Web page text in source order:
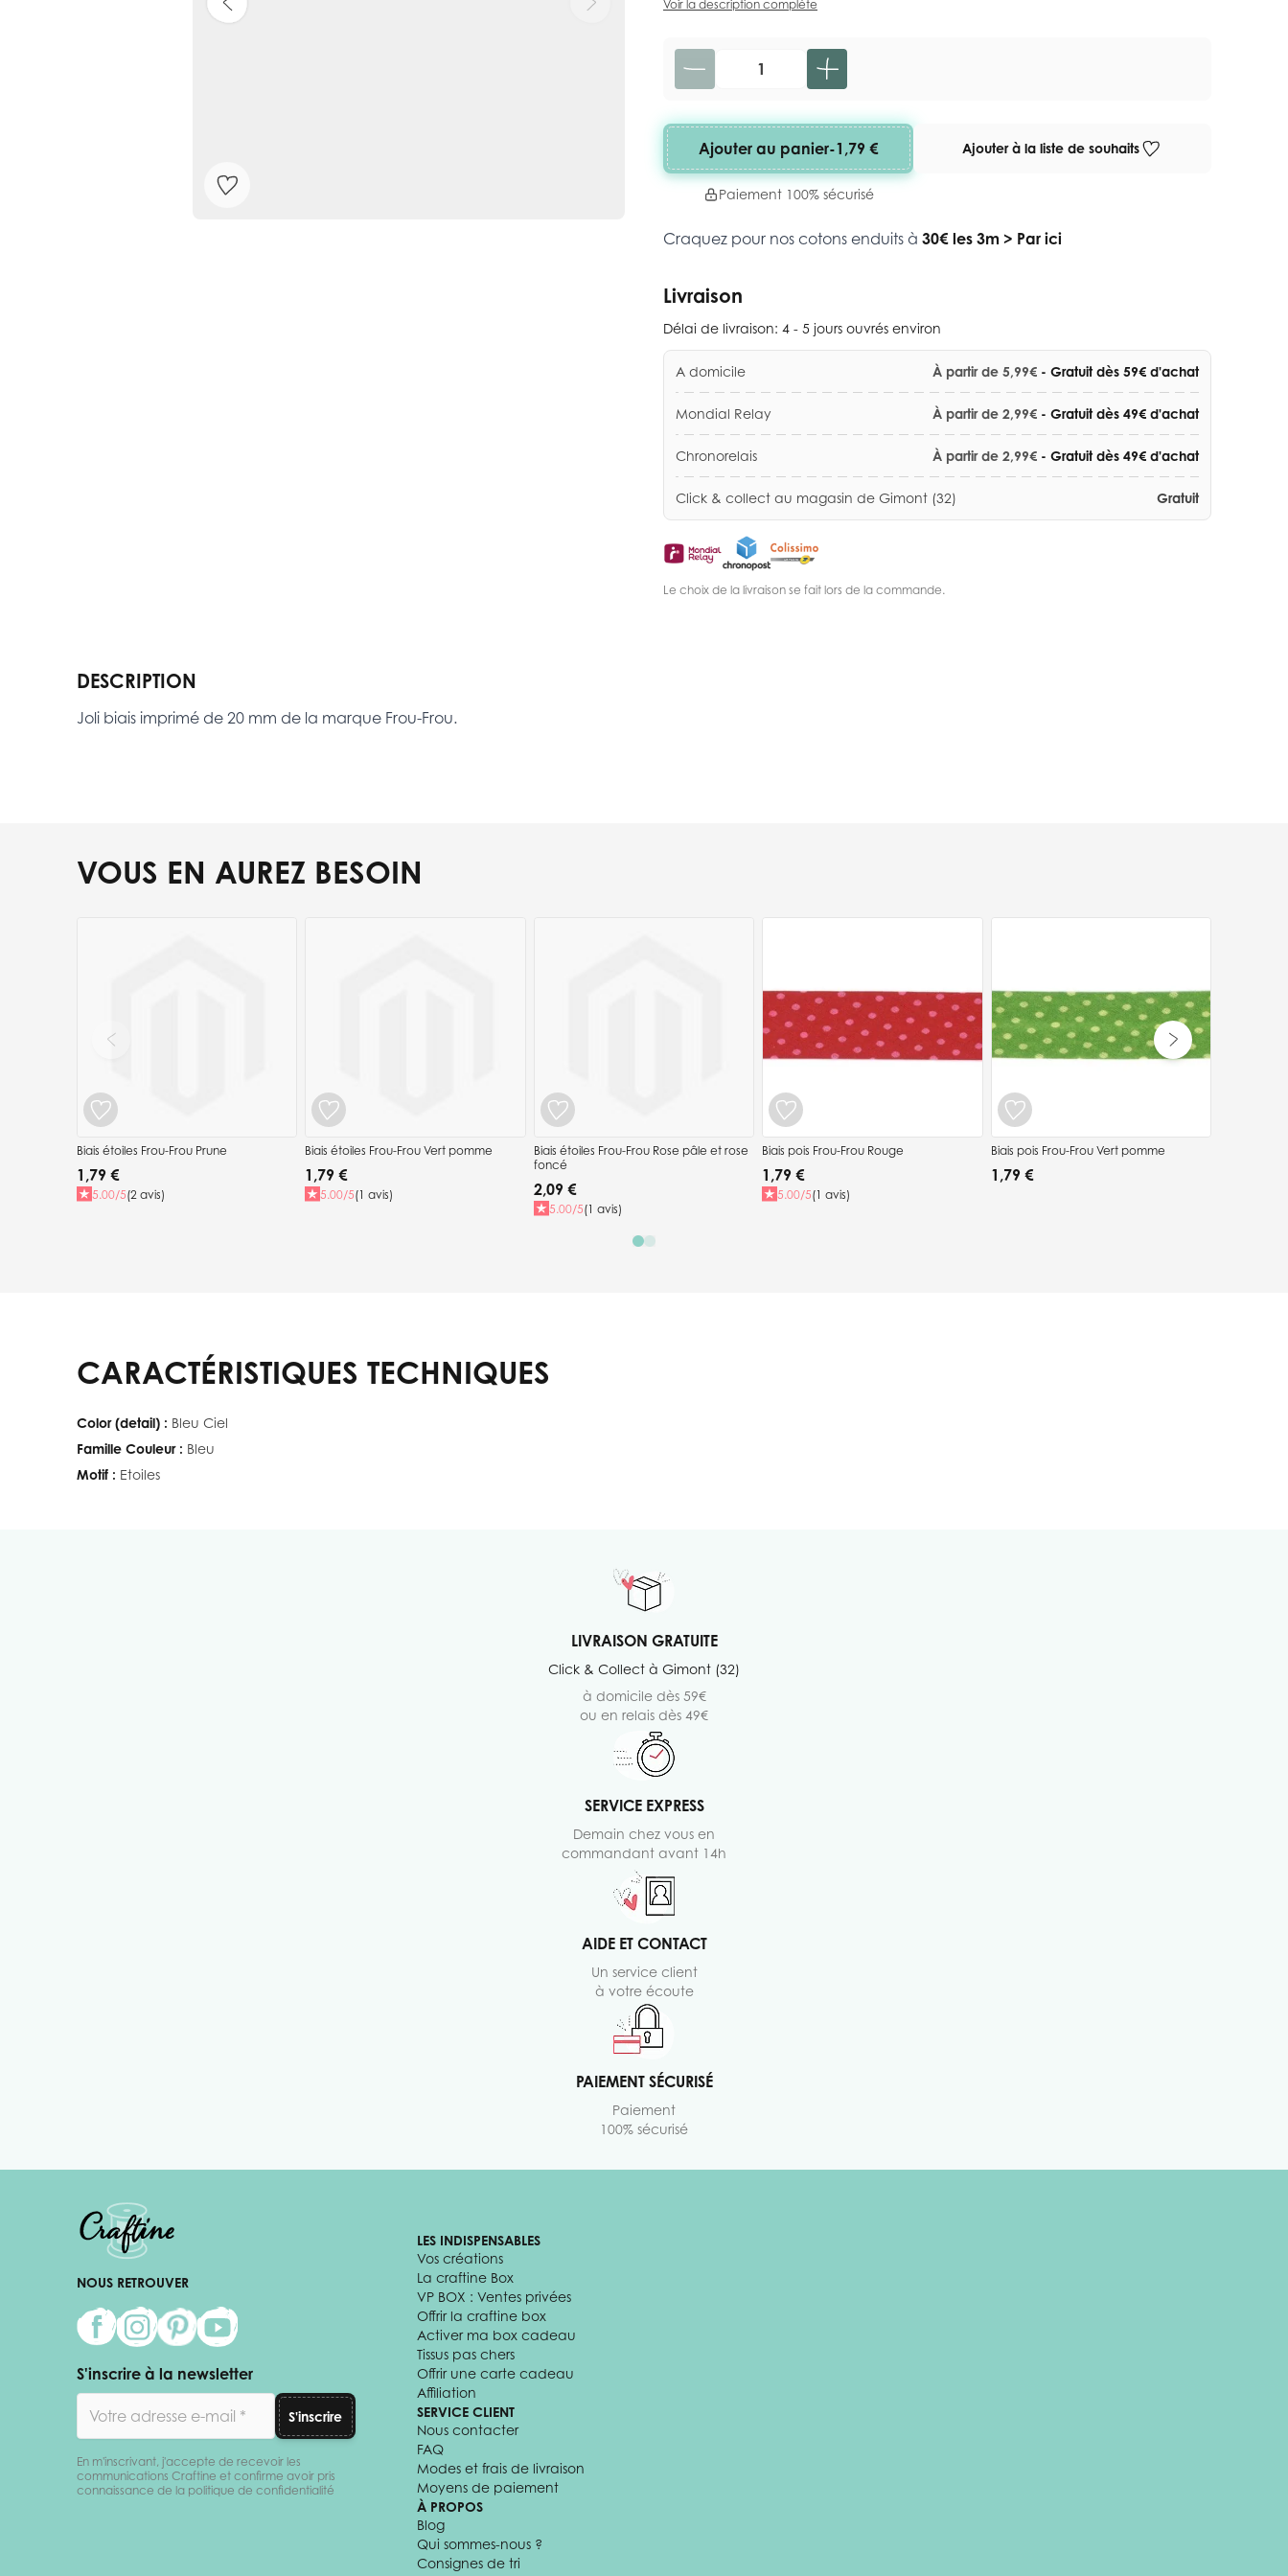
Voir la description complète
Quantité
Ajouter au panier-1,79 €
Paiement 100% sécurisé
Ajouter à la liste de souhaits
Craquez pour nos cotons enduits à 30€ les 3m > Par ici
Livraison
Délai de livraison: 4 - 5 jours ouvrés environ
A domicile À partir de 5,99€ - Gratuit dès 59€ d'achat
Mondial Relay À partir de 2,99€ - Gratuit dès 49€ d'achat
Chronorelais À partir de 2,99€ - Gratuit dès 49€ d'achat
Click & collect au magasin de Gimont (32) Gratuit
Le choix de la livraison se fait lors de la commande.
DESCRIPTION
Joli biais imprimé de 20 mm de la marque Frou-Frou.
VOUS EN AUREZ BESOIN
Biais étoiles Frou-Frou Prune
1,79 €
5.00/5(2 avis)
Biais étoiles Frou-Frou Vert pomme
1,79 €
5.00/5(1 avis)
Biais étoiles Frou-Frou Rose pâle et rose
foncé
2,09 €
5.00/5(1 avis)
Biais pois Frou-Frou Rouge
1,79 €
5.00/5(1 avis)
Biais pois Frou-Frou Vert pomme
1,79 €
CARACTÉRISTIQUES TECHNIQUES
Color (detail) : Bleu Ciel
Famille Couleur : Bleu
Motif : Etoiles
LIVRAISON GRATUITE
Click & Collect à Gimont (32)
à domicile dès 59€
ou en relais dès 49€
SERVICE EXPRESS
Demain chez vous en
commandant avant 14h
AIDE ET CONTACT
Un service client
à votre écoute
PAIEMENT SÉCURISÉ
Paiement
100% sécurisé
NOUS RETROUVER
S'inscrire à la newsletter
S'inscrire
En m'inscrivant, j'accepte de recevoir les
communications Craftine et confirme avoir pris
connaissance de la politique de confidentialité
LES INDISPENSABLES
Vos créations
La craftine Box
VP BOX : Ventes privées
Offrir la craftine box
Activer ma box cadeau
Tissus pas chers
Offrir une carte cadeau
Affiliation
SERVICE CLIENT
Nous contacter
FAQ
Modes et frais de livraison
Moyens de paiement
À PROPOS
Blog
Qui sommes-nous ?
Consignes de tri